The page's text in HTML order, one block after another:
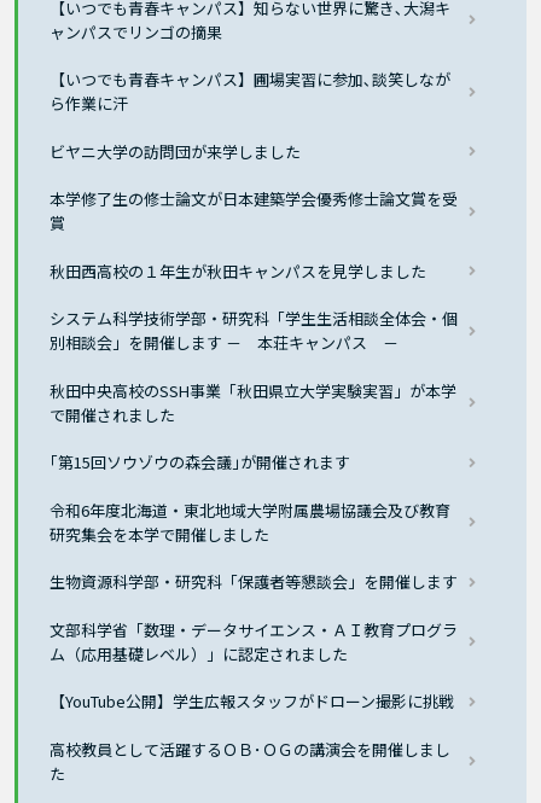
【いつでも青春キャンパス】知らない世界に驚き､大潟キ
ャンパスでリンゴの摘果
【いつでも青春キャンパス】圃場実習に参加､談笑しなが
ら作業に汗
ビヤニ大学の訪問団が来学しました
本学修了生の修士論文が日本建築学会優秀修士論文賞を受
賞
秋田西高校の１年生が秋田キャンパスを見学しました
システム科学技術学部・研究科「学生生活相談全体会・個
別相談会」を開催します － 本荘キャンパス －
秋田中央高校のSSH事業「秋田県立大学実験実習」が本学
で開催されました
｢第15回ソウゾウの森会議｣が開催されます
令和6年度北海道・東北地域大学附属農場協議会及び教育
研究集会を本学で開催しました
生物資源科学部・研究科「保護者等懇談会」を開催します
文部科学省「数理・データサイエンス・ＡＩ教育プログラ
ム（応用基礎レベル）」に認定されました
【YouTube公開】学生広報スタッフがドローン撮影に挑戦
高校教員として活躍するＯＢ･ＯＧの講演会を開催しまし
た